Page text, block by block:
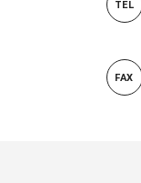
TEL
FAX